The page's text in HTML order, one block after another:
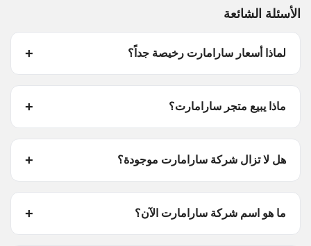
الأسئلة الشائعة
لماذا أسعار سارامارت رخيصة جداً؟
ماذا يبيع متجر سارامارت؟
هل لا تزال شركة سارامارت موجودة؟
ما هو اسم شركة سارامارت الآن؟